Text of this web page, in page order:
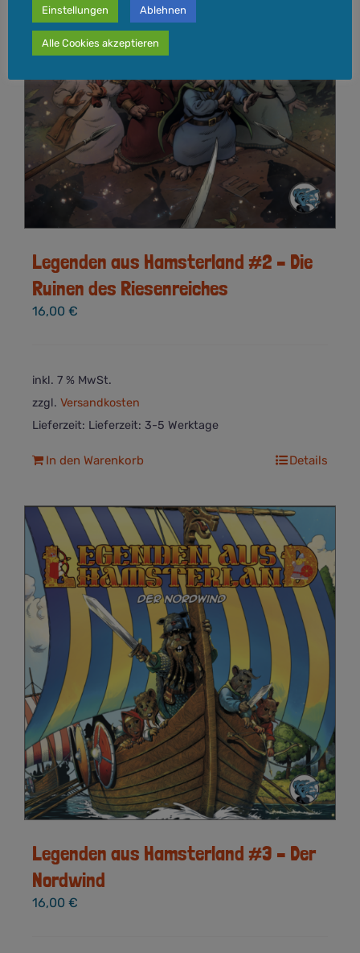
Legenden aus Hamsterland #2 – Die
Ruinen des Riesenreiches
16,00 €
inkl. 7 % MwSt.
zzgl. Versandkosten
Lieferzeit: Lieferzeit: 3-5 Werktage
In den Warenkorb Details
Legenden aus Hamsterland #3 – Der
Nordwind
16,00 €
Einstellungen Ablehnen
Alle Cookies akzeptieren